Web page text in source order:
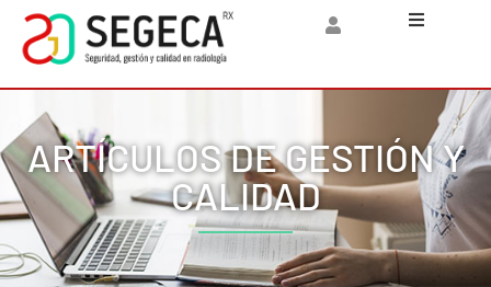
SEGECA
Socios
Documentos
ARTÍCULOS DE GESTIÓN Y
CALIDAD